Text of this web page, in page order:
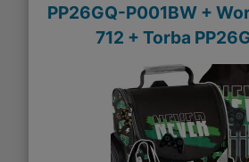
PP26GQ-P001BW +
712 + Torba